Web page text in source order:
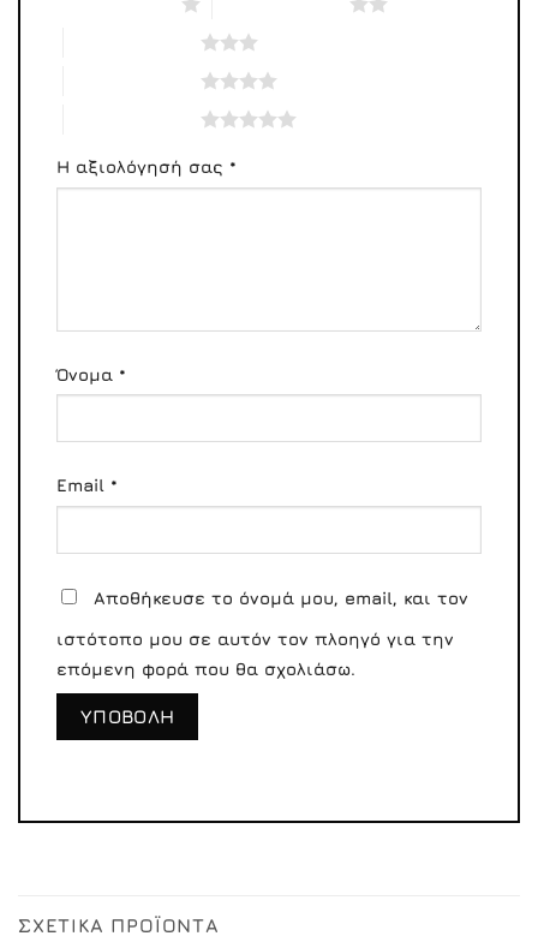
Η αξιολόγησή σας *
Όνομα *
Email *
Αποθήκευσε το όνομά μου, email, και τον
ιστότοπο μου σε αυτόν τον πλοηγό για την
επόμενη φορά που θα σχολιάσω.
ΣΧΕΤΙΚΆ ΠΡΟΪΌΝΤΑ